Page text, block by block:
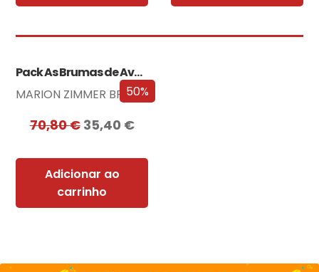
50%
Pack As Brumas de Avalon
MARION ZIMMER BRADLEY
70,80€ 35,40 €
Adicionar ao
carrinho